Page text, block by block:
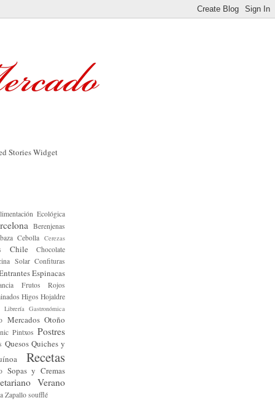
Ecológica
Berenjenas
Cebolla Cerezas
Chile
Chocolate
Solar Confituras
Espinacas
Frutos Rojos
Higos Hojaldre
Librería Gastronómica
Mercados Otoño
Pintxos Postres
Quesos Quiches y
Recetas
Sopas y Cremas
Verano
Zapallo soufflé